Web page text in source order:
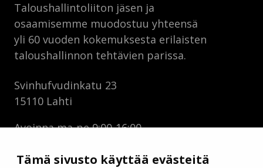
Tämä sivusto käyttää evästeitä
Taloushallintoliiton jäsen ja
osaamisemme muodostuu yhteensä
yli 60 vuoden kokemuksesta erilaisten
taloushallinnon tehtävien parissa.
Svinhufvudinkatu 23
15110 Lahti
Avoinna ma-pe 9:00-16:00
Puh:044 770 90 96